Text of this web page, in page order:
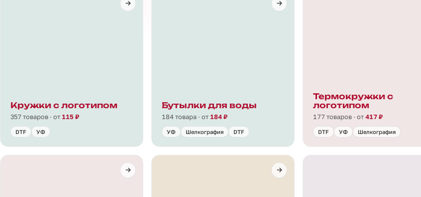
Кружки с логотипом
357 товаров · от 115 ₽
DTF УФ
Бутылки для воды
184 товара · от 184 ₽
УФ Шелкография DTF
Термокружки с
логотипом
177 товаров · от417 ₽
DTF УФ Шелкография